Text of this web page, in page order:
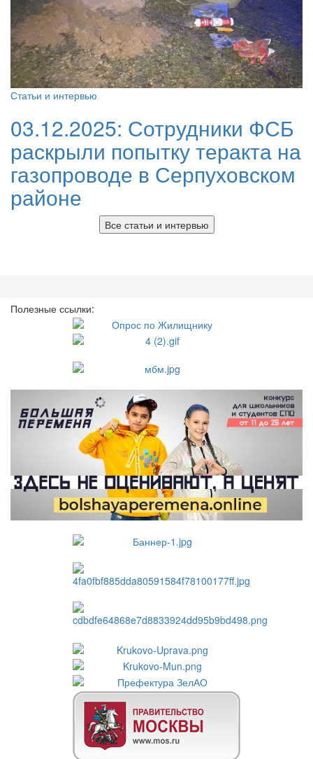
Статьи и интервью
03.12.2025: Сотрудники ФСБ
раскрыли попытку теракта на
газопроводе в Серпуховском
районе
Все статьи и интервью
Полезные ссылки: